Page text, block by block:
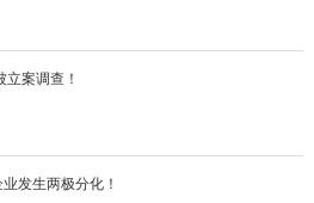
立案调查！
发生两极分化！